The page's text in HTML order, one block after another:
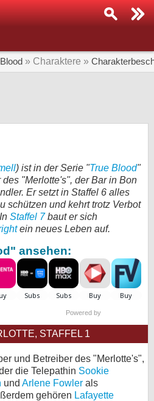
» Charaktere »
) ist in der Serie "True Blood"
"Merlotte's", der Bar in Bon
Er setzt in Staffel 6 alles
schützen und kehrt trotz Verbot
Staffel 7baut er sich
ein neues Leben auf.
ansehen:
Powered by
STAFFEL 1
und Betreiber des "Merlotte's",
die Telepathin Sookie
und Arlene Fowler als
gehören Lafayette
Serie suchen...
SERIEN
KULTUR
Specials
SERVICE
Gewinnspiele
Forum
bei X
bei Facebook
Kontakt
Nutzungsbedingungen